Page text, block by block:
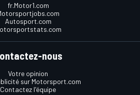
fr.Motor1.com
Autosport.com
nous
Votre opinion
sur Motorsport.com
Contactez l'équipe